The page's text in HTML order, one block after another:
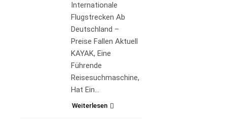
Internationale
Flugstrecken Ab
Deutschland –
Preise Fallen Aktuell
KAYAK, Eine
Führende
Reisesuchmaschine,
Hat Ein…
Weiterlesen